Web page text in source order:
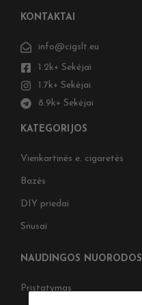
KONTAKTAI
info@cigslt.eu
1.2k+ Sekėjai
1.7k+ Sekėjai
8.9k+ Sekėjai
KATEGORIJOS
Vienkartinės e. cigaretės
Bazės
DIY priedai
Snusai
NAUDINGOS NUORODOS
Pristatymas